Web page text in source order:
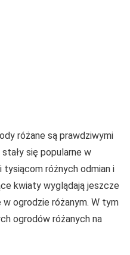
różane są prawdziwymi
się popularne w
tysiącom różnych odmian i
kwiaty wyglądają jeszcze
ogrodzie różanym. W tym
ogrodów różanych na